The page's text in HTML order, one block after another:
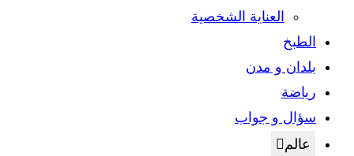
العناية الشخصية
الطبخ
بلدان و مدن
رياضة
سؤال و جواب
عالم